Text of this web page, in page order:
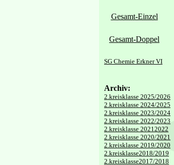
Gesamt-Einzel
Gesamt-Doppel
SG Chemie Erkner VI
Archiv:
2.kreisklasse 2025/2026
2.kreisklasse 2024/2025
2.kreisklasse 2023/2024
2.kreisklasse 2022/2023
2.kreisklasse 20212022
2.kreisklasse 2020/2021
2.kreisklasse 2019/2020
2.kreisklasse2018/2019
2.kreisklasse2017/2018